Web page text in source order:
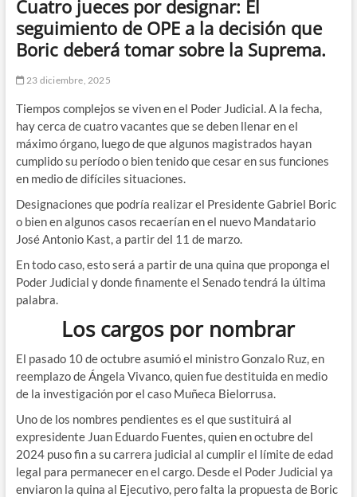
Cuatro jueces por designar: El
seguimiento de OPE a la decisión que
Boric deberá tomar sobre la Suprema.
23 diciembre, 2025
Tiempos complejos se viven en el Poder Judicial. A la fecha,
hay cerca de cuatro vacantes que se deben llenar en el
máximo órgano, luego de que algunos magistrados hayan
cumplido su período o bien tenido que cesar en sus funciones
en medio de difíciles situaciones.
Designaciones que podría realizar el Presidente Gabriel Boric
o bien en algunos casos recaerían en el nuevo Mandatario
José Antonio Kast, a partir del 11 de marzo.
En todo caso, esto será a partir de una quina que proponga el
Poder Judicial y donde finamente el Senado tendrá la última
palabra.
Los cargos por nombrar
El pasado 10 de octubre asumió el ministro Gonzalo Ruz, en
reemplazo de Ángela Vivanco, quien fue destituida en medio
de la investigación por el caso Muñeca Bielorrusa.
Uno de los nombres pendientes es el que sustituirá al
expresidente Juan Eduardo Fuentes, quien en octubre del
2024 puso fin a su carrera judicial al cumplir el límite de edad
legal para permanecer en el cargo. Desde el Poder Judicial ya
enviaron la quina al Ejecutivo, pero falta la propuesta de Boric